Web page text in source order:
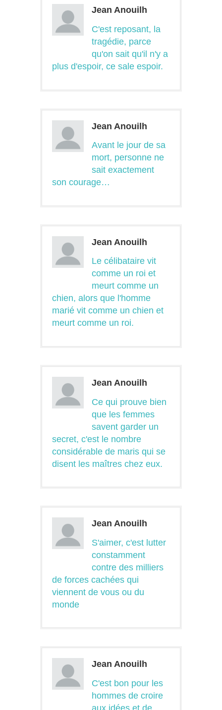
Jean Anouilh
C'est reposant, la
tragédie, parce
qu'on sait qu'il n'y a
plus d'espoir, ce sale espoir.
Jean Anouilh
Avant le jour de sa
mort, personne ne
sait exactement
son courage…
Jean Anouilh
Le célibataire vit
comme un roi et
meurt comme un
chien, alors que l'homme
marié vit comme un chien et
meurt comme un roi.
Jean Anouilh
Ce qui prouve bien
que les femmes
savent garder un
secret, c'est le nombre
considérable de maris qui se
disent les maîtres chez eux.
Jean Anouilh
S'aimer, c'est lutter
constamment
contre des milliers
de forces cachées qui
viennent de vous ou du
monde
Jean Anouilh
C'est bon pour les
hommes de croire
aux idées et de